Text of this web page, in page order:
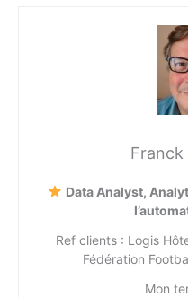
Franck
Data Analyst,
Ref clients : Logis
Fédération
Mon